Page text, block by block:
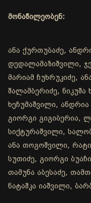
მონაწილეობენ:
ანა ქურთუბაძე,
დედალამაზიშვილი,
მარიამ ჩუხრუკიძე,
შალამბერიძე,
ხეჩუმაშვილი,
გიორგი გიგიბერია,
სიქტურაშვილი,
ანა თოგოშვილი,
სუთიძე, გიორგი
თამუნა აბესაძე,
ნატაშკა იაშვილი,